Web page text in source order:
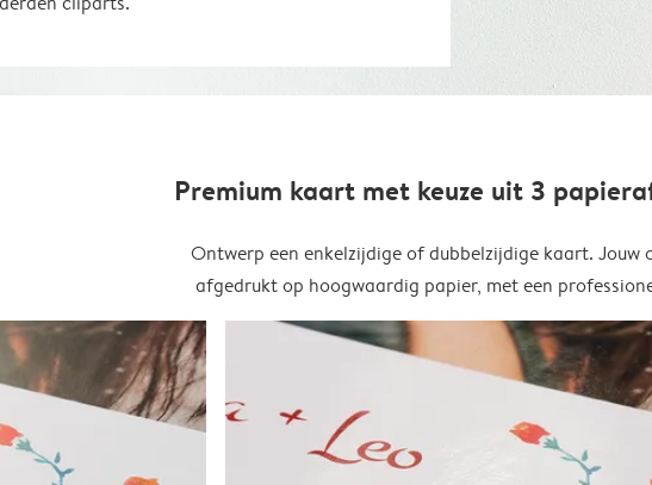
Premium kaart met keuze uit 3
Ontwerp een enkelzijdige of dubbelzijdige kaart. Jouw
afgedrukt op hoogwaardig papier, met een